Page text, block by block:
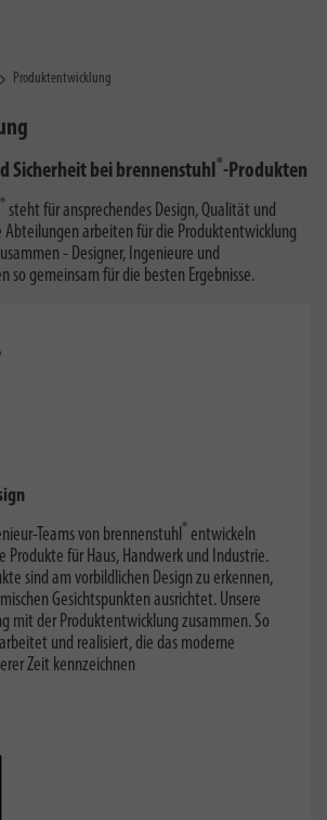
Produktentwicklung
Sicherheit bei brennenstuhl®-Produkten
® steht für ansprechendes Design, Qualität und
Abteilungen arbeiten für die Produktentwicklung
- Designer, Ingenieure und
so gemeinsam für die besten Ergebnisse.
Teams von brennenstuhl® entwickeln
Produkte für Haus, Handwerk und Industrie.
sind am vorbildlichen Design zu erkennen,
Gesichtspunkten ausrichtet. Unsere
mit der Produktentwicklung zusammen. So
und realisiert, die das moderne
Zeit kennzeichnen